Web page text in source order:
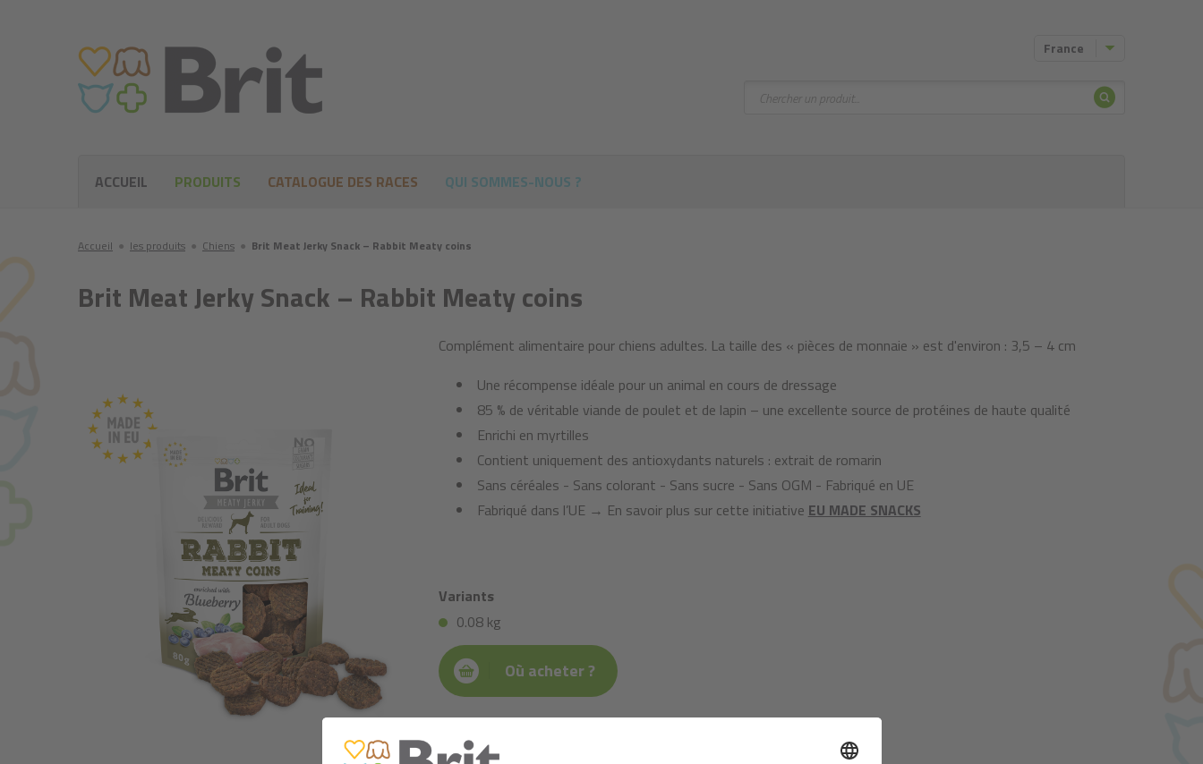
Accueil ● les produits ● Chiens ● Brit Meat Jerky Snack – Rabbit Meaty coins
Brit Meat Jerky Snack – Rabbit Meaty coins
Complément alimentaire pour chiens adultes. La taille des « pièces de monnaie » est d'environ : 3,5 – 4 cm
Une récompense idéale pour un animal en cours de dressage
85 % de véritable viande de poulet et de lapin – une excellente source de protéines de haute qualité
Enrichi en myrtilles
Contient uniquement des antioxydants naturels : extrait de romarin
Sans céréales - Sans colorant - Sans sucre - Sans OGM - Fabriqué en UE
Fabriqué dans l’UE → En savoir plus sur cette initiative EU MADE SNACKS
Variants
0.08 kg
Où acheter ?
Composition:
France
Chercher Chercher
ACCUEIL PRODUITS CATALOGUE DES RACES QUI SOMMES-NOUS ?